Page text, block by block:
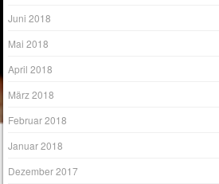
Juni 2018
Mai 2018
April 2018
März 2018
Februar 2018
Januar 2018
Dezember 2017